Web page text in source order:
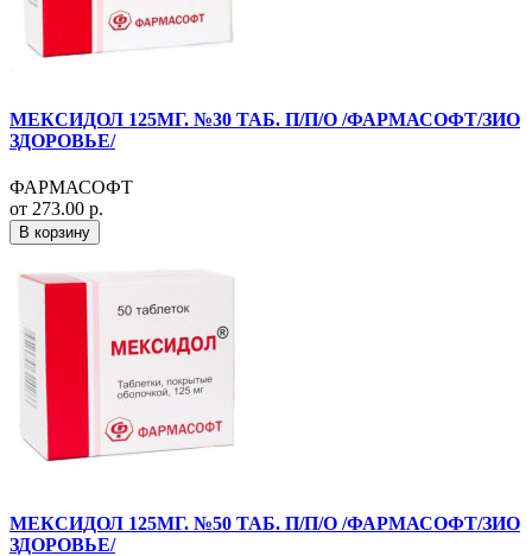
МЕКСИДОЛ 125МГ. №30 ТАБ. П/П/О /ФАРМАСОФТ/ЗИО
ЗДОРОВЬЕ/
ФАРМАСОФТ
от 273.00 р.
В корзину
МЕКСИДОЛ 125МГ. №50 ТАБ. П/П/О /ФАРМАСОФТ/ЗИО
ЗДОРОВЬЕ/